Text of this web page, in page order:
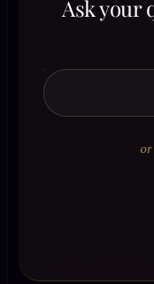
Ask your